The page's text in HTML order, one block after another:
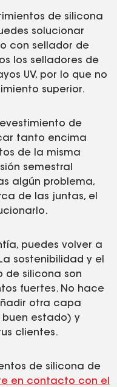
de silicona
solucionar
con sellador de
los selladores de
UV, por lo que no
superior.
de
tanto encima
de la misma
semestral
algún problema,
de las juntas, el
puedes volver a
sostenibilidad y el
de silicona son
fuertes. No hace
otra capa
estado) y
clientes.
de silicona de
en contacto con el